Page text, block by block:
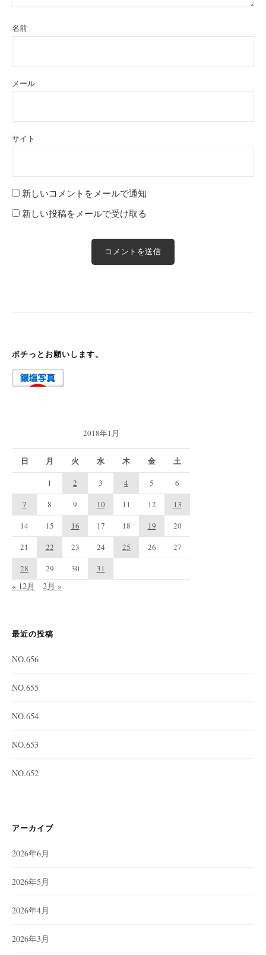
名前
メール
サイト
新しいコメントをメールで通知
新しい投稿をメールで受け取る
ポチっとお願いします。
2018年1月
日 月 火 水 木 金 土
1 2 3 4 5
6
7
8 9 10 11 12
13
14
15 16 17 18 19
20
21
22 23 24 25 26
27
28
29 30 31
« 12月 2月 »
最近の投稿
NO.656
NO.655
NO.654
NO.653
NO.652
アーカイブ
2026年6月
2026年5月
2026年4月
2026年3月